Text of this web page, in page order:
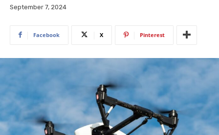
September 7, 2024
Facebook X Pinterest